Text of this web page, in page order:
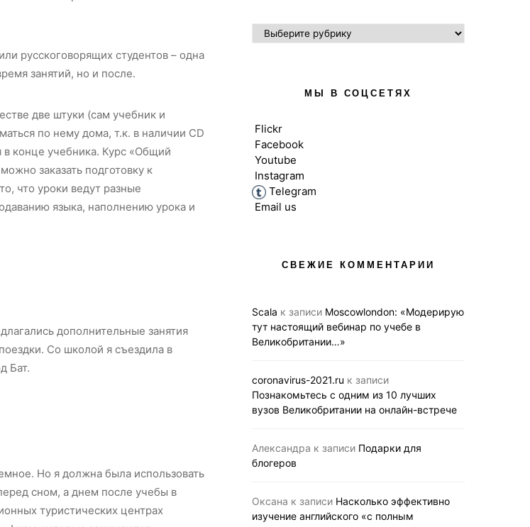
русскоговорящих студентов – одна
занятий, но и после.
две штуки (сам учебник и
по нему дома, т.к. в наличии CD
конце учебника. Курс «Общий
заказать подготовку к
что уроки ведут разные
языка, наполнению урока и
дополнительные занятия
Со школой я съездила в
Бат.
Но я должна была использовать
сном, а днем после учебы в
туристических центрах
РУБРИКИ
МЫ В СОЦСЕТЯХ
Flickr
Facebook
Youtube
Instagram
Telegram
Email us
СВЕЖИЕ КОММЕНТАРИИ
Scala к записи Moscowlondon: «Модерирую
тут настоящий вебинар по учебе в
Великобритании…»
coronavirus-2021.ru к записи
Познакомьтесь с одним из 10 лучших
вузов Великобритании на онлайн-встрече
Александра к записи Подарки для
блогеров
Оксана к записи Насколько эффективно
изучение английского «с полным